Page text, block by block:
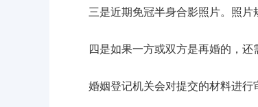
三是近期免冠半身合影照片。照片规
四是如果一方或双方是再婚的，还需
婚姻登记机关会对提交的材料进行审